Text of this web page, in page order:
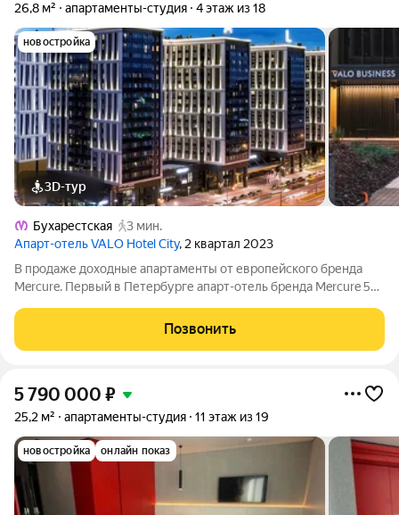
26,8 м²
апартаменты-студия 4 этаж из 18
новостройка
3D-тур
Бухарестская
3 мин.
Апарт-отель VALO Hotel City, 2 квартал 2023
В продаже доходные апартаменты от европейского бренда
Mercure. Первый в Петербурге апарт-отель бренда Mercure 5
Бухарестская. Уникальная локация позволяет комфортно
добраться до аэропорта и вокзалов и
Позвонить
5 790 000 ₽
25,2 м² апартаменты-студия 11 этаж из 19
новостройка онлайн показ